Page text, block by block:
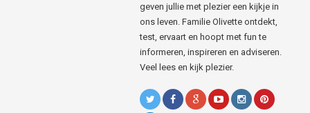
geven jullie met plezier een kijkje in
ons leven. Familie Olivette ontdekt,
test, ervaart en hoopt met fun te
informeren, inspireren en adviseren.
Veel lees en kijk plezier.